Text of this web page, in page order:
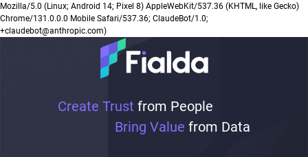
Create Trust from People
Bring Value from Data
Mozilla/5.0 (Linux; Android 14; Pixel 8) AppleWebKit/537.36 (KHTML, like Gecko)
Chrome/131.0.0.0 Mobile Safari/537.36; ClaudeBot/1.0;
+claudebot@anthropic.com)